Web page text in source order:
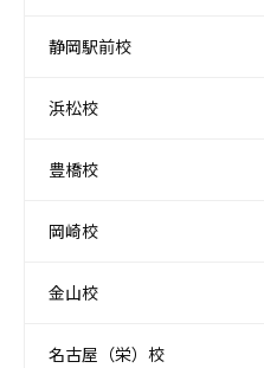
静岡駅前校
浜松校
豊橋校
岡崎校
金山校
名古屋（栄）校